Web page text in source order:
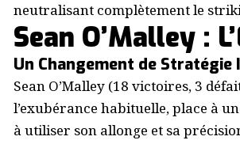
neutralisant complètement le
Sean O’Malley :
Un Changement de
Sean O’Malley (18 victoires, 3
l’exubérance habituelle, place à
à utiliser son allonge et sa